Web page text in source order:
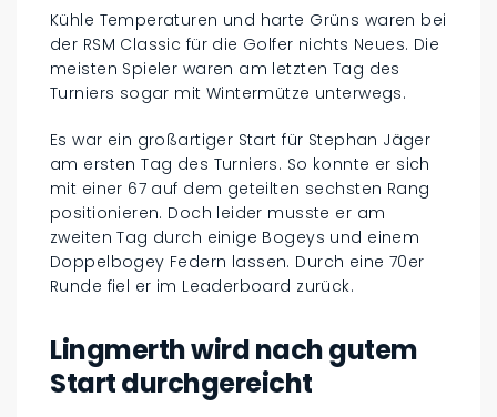
Kühle Temperaturen und harte Grüns waren bei
der RSM Classic für die Golfer nichts Neues. Die
meisten Spieler waren am letzten Tag des
Turniers sogar mit Wintermütze unterwegs.
Es war ein großartiger Start für Stephan Jäger
am ersten Tag des Turniers. So konnte er sich
mit einer 67 auf dem geteilten sechsten Rang
positionieren. Doch leider musste er am
zweiten Tag durch einige Bogeys und einem
Doppelbogey Federn lassen. Durch eine 70er
Runde fiel er im Leaderboard zurück.
Lingmerth wird nach gutem
Start durchgereicht